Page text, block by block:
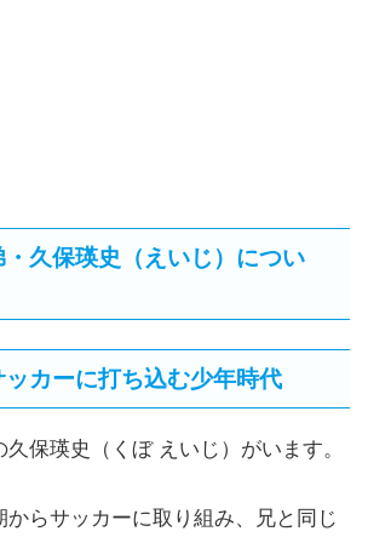
久保瑛史（えいじ）につい
ッカーに打ち込む少年時代
保瑛史（くぼ えいじ）がいます。
からサッカーに取り組み、兄と同じ